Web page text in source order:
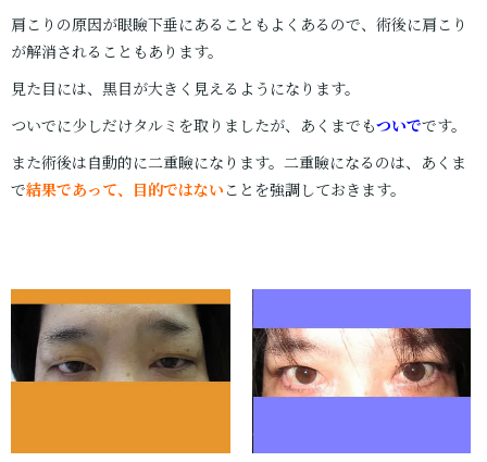
肩こりの原因が眼瞼下垂にあることもよくあるので、術後に肩こり
が解消されることもあります。
見た目には、黒目が大きく見えるようになります。
ついでに少しだけタルミを取りましたが、あくまでもついでです。
また術後は自動的に二重瞼になります。二重瞼になるのは、あくま
で結果であって、目的ではない ことを強調しておきます。